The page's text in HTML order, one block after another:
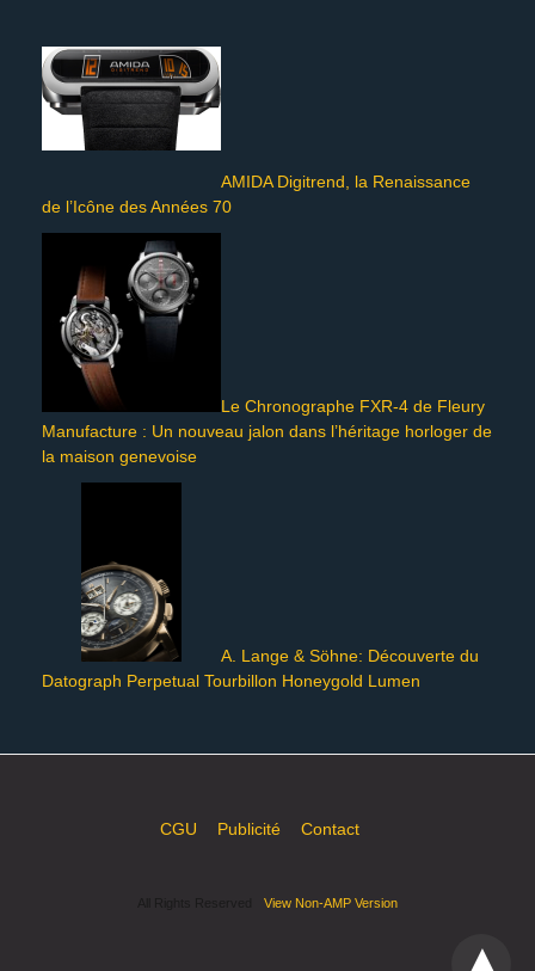
AMIDA Digitrend, la Renaissance
de l’Icône des Années 70
Le Chronographe FXR-4 de Fleury
Manufacture : Un nouveau jalon dans l’héritage horloger de
la maison genevoise
A. Lange & Söhne: Découverte du
Datograph Perpetual Tourbillon Honeygold Lumen
CGU Publicité Contact
View Non-AMP Version